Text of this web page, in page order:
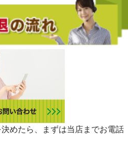
めたら、まずは当店までお電話